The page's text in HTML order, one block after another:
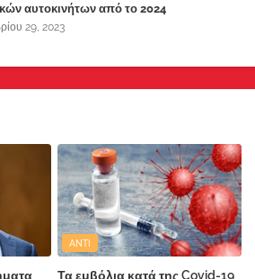
αυτοκινήτων από το 2024
29, 2023
ANTI
Τα εμβόλια κατά της Covid-19